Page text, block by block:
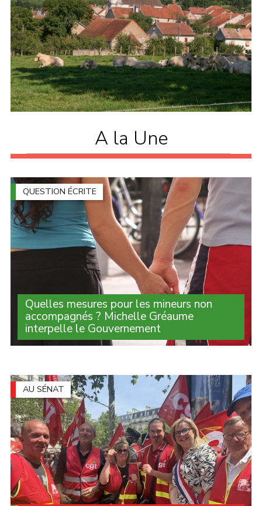
A la Une
QUESTION ÉCRITE
Quelles mesures pour les mineurs non
accompagnés ? Michelle Gréaume
interpelle le Gouvernement
Lorsque leur minorité est contestée, de nombreux
Gouvernement sur les garanties apportées (...)
AU SÉNAT